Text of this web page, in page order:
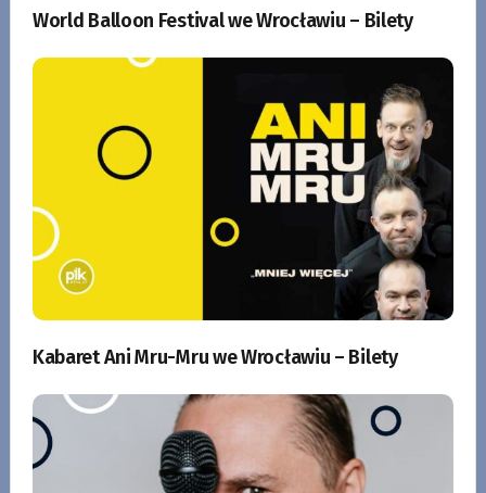
World Balloon Festival we Wrocławiu – Bilety
Kabaret Ani Mru-Mru we Wrocławiu – Bilety